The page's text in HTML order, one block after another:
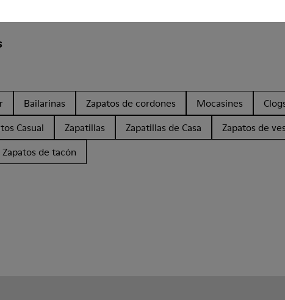
Bailarinas Zapatos de cordones Mocasines
Casual Zapatillas Zapatillas de Casa
Zapatos de
Zapatos de tacón